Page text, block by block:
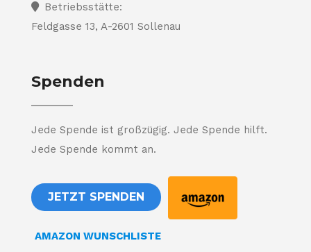
Betriebsstätte:
Feldgasse 13, A-2601 Sollenau
Spenden
Jede Spende ist großzügig. Jede Spende hilft.
Jede Spende kommt an.
JETZT SPENDEN
AMAZON WUNSCHLISTE